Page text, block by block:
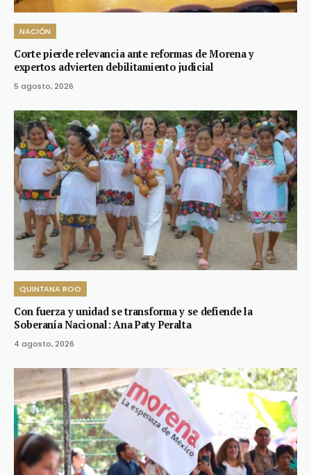
NACIÓN
Corte pierde relevancia ante reformas de Morena y
expertos advierten debilitamiento judicial
5 agosto, 2026
QUINTANA ROO
Con fuerza y unidad se transforma y se defiende la
Soberanía Nacional: Ana Paty Peralta
4 agosto, 2026